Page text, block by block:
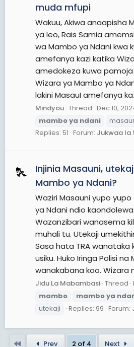
muda mfupi
Wakuu, Akiwa anaapisha
ya leo, Rais Samia
wa Mambo ya Ndani kwa
amefanya kazi katika
amedokeza kuwa
Wizara ya Mambo ya
lakini MasauI amefanya
Mindyou Thread Dec 10,
mamboya ndani
Replies: 51 Forum: Jukwaa la
Injinia Masauni,
Mambo ya Ndani?
Waziri Masauni yupo
ya Ndani ndio
Wazanzibari wanasema
muhali tu. Utekaji
Sasa hata TRA wanataka
usiku. Huko Iringa Polisi na
wanakabana koo. Wizara
Jidu La Mabambasi Thread
mambo
mamboya
utekaji
Replies: 99 Forum:
Prev 2 of 4 Next